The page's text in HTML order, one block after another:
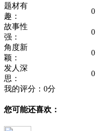
题材有
趣：
0
故事性
强：
0
角度新
颖：
0
发人深
思：
0
我的评分： 0分
您可能还喜欢：